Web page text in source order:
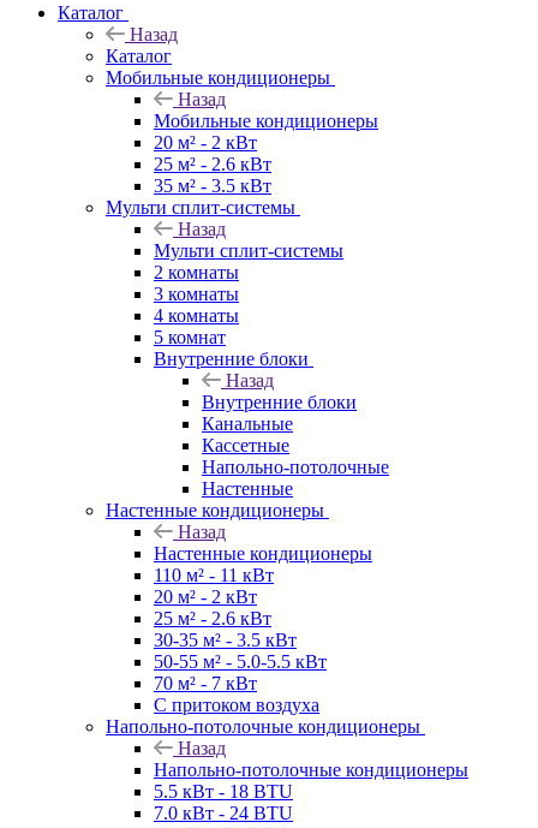
Каталог
Назад
Каталог
Мобильные кондиционеры
Назад
Мобильные кондиционеры
20 м² - 2 кВт
25 м² - 2.6 кВт
35 м² - 3.5 кВт
Мульти сплит-системы
Назад
Мульти сплит-системы
2 комнаты
3 комнаты
4 комнаты
5 комнат
Внутренние блоки
Назад
Внутренние блоки
Канальные
Кассетные
Напольно-потолочные
Настенные
Настенные кондиционеры
Назад
Настенные кондиционеры
110 м² - 11 кВт
20 м² - 2 кВт
25 м² - 2.6 кВт
30-35 м² - 3.5 кВт
50-55 м² - 5.0-5.5 кВт
70 м² - 7 кВт
С притоком воздуха
Напольно-потолочные кондиционеры
Назад
Напольно-потолочные кондиционеры
5.5 кВт - 18 BTU
7.0 кВт - 24 BTU